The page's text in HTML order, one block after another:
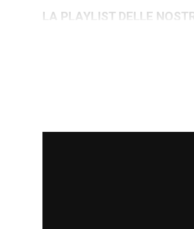
LA PLAYLIST DELLE